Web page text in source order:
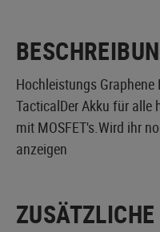
Hochleistungs
TacticalDer Akku für alle
mit MOSFET's.Wird ihr
anzeigen